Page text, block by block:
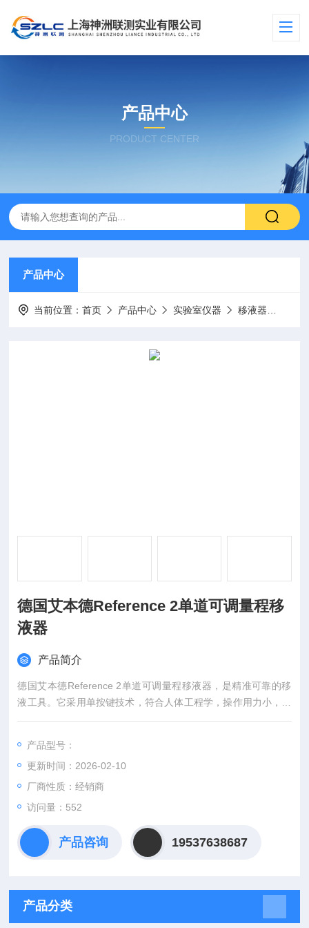
产品中心
PRODUCT CENTER
产品中心
当前位置：首页 产品中心 实验室仪器 移液器
德国艾本德Reference 2单道可调量程移
液器
产品简介
德国艾本德Reference 2单道可调量程移液器，是精准可靠的移
液工具。它采用单按键技术，符合人体工程学，操作用力小，可
减少气溶胶。弹性吸嘴能提高移液均一性，降低装配 / 脱卸吸头
别。此外，光滑表面清洁方便，可高温高压灭菌，内置 RFID 芯
片，方便数据识别与记录，是实验室的得力助手。
产品型号：
更新时间：2026-02-10
厂商性质：经销商
访问量：552
产品咨询 19537638687
产品分类